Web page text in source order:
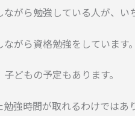
がら勉強している人が、い
がら資格勉強をしています。
どもの予定もあります。
強時間が取れるわけではあ